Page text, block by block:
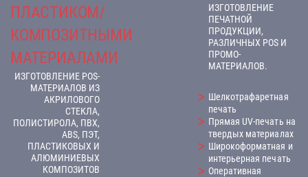
ПЛАСТИКОМ/
КОМПОЗИТНЫМИ
МАТЕРИАЛАМИ
ИЗГОТОВЛЕНИЕ POS-
МАТЕРИАЛОВ ИЗ
АКРИЛОВОГО
СТЕКЛА,
ПОЛИСТИРОЛА, ПВХ,
ABS, ПЭТ,
ПЛАСТИКОВЫХ И
АЛЮМИНИЕВЫХ
КОМПОЗИТОВ
ИЗГОТОВЛЕНИЕ
ПЕЧАТНОЙ
ПРОДУКЦИИ,
РАЗЛИЧНЫХ POS И
ПРОМО-
МАТЕРИАЛОВ.
Шелкотрафаретная
печать
Прямая UV-печать на
твердых материалах
Широкоформатная и
интерьерная печать
Оперативная